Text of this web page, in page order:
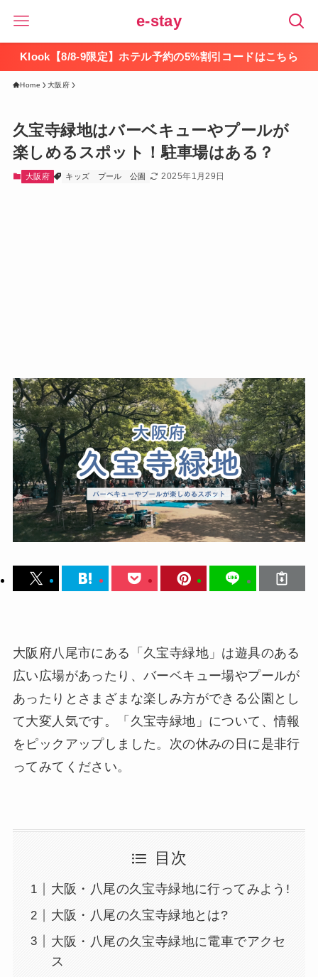
e-stay
Klook【8/8-9限定】ホテル予約の5%割引コードはこちら
Home 大阪府
久宝寺緑地はバーベキューやプールが
楽しめるスポット！駐車場はある？
大阪府 キッズ プール 公園 2025年1月29日
大阪府八尾市にある「久宝寺緑地」は遊具のある
広い広場があったり、バーベキュー場やプールが
あったりとさまざまな楽しみ方ができる公園とし
て大変人気です。「久宝寺緑地」について、情報
をピックアップしました。次の休みの日に是非行
ってみてください。
目次
大阪・八尾の久宝寺緑地に行ってみよう!
大阪・八尾の久宝寺緑地とは?
大阪・八尾の久宝寺緑地に電車でアクセ
ス